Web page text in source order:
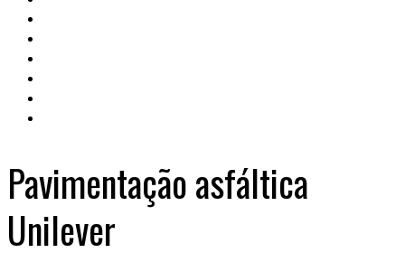
Pavimentação asfáltica
Unilever